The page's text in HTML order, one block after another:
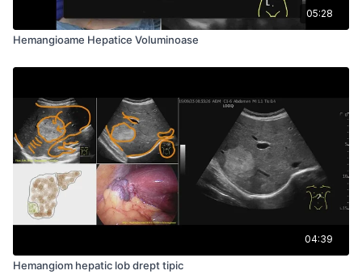
05:28
Hemangioame Hepatice Voluminoase
04:39
Hemangiom hepatic lob drept tipic